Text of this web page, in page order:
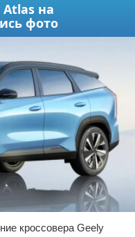
на
фото
кроссовера Geely